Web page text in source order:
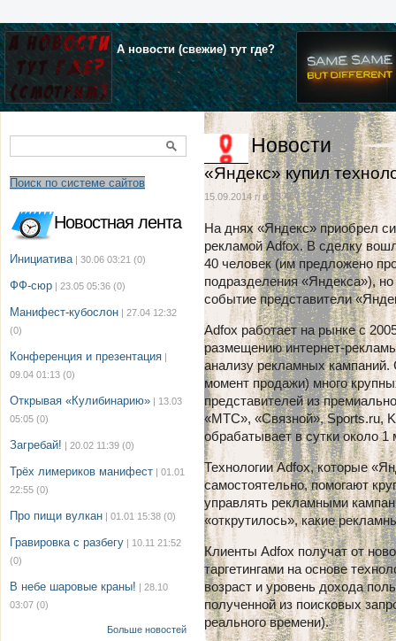
А новости (свежие) тут где?
Поиск по системе сайтов
Новостная лента
Инициатива | 30.06 03:21 (0)
ФФ-сюр | 23.05 05:36 (0)
Манифест-кубослон | 27.04 12:32
(0)
Конференция и презентация |
09.04 01:13 (0)
Открывая «Кулибинарию» | 13.03
05:05 (0)
Загребай! | 20.02 11:39 (0)
Трёх лимериков манифест | 01.01
22:55 (0)
Про пищи вулкан | 01.01 15:38 (0)
Гравировка с разбегу | 10.11 21:52
(0)
В небе шаровые краны! | 28.10
03:07 (0)
Больше новостей
Новости
«Яндекс» купил
15.09.2014 г. в 15:44
На днях «Яндекс» приобрел
рекламой Adfox. B сделку
40 человек (им предложено
подразделения «Яндекса»),
событие представители
Adfox работает на рынке с
размещению интернет-
анализу рекламных кампаний.
момент продажи) много
представителей из
«МТС», «Связной», Sports.ru,
обрабатывает в сутки около
Технологии Adfox, которые
самостоятельно, помогают
управлять рекламными
«открутилось», какие
Клиенты Adfox получат от
таргетингами на основе
возраст и уровень дохода
полученной из поисковых
реального времени).